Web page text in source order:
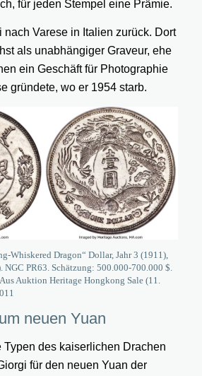
für jeden Stempel eine Prämie.
nach Varese in Italien zurück. Dort
als unabhängiger Graveur, ehe
ein Geschäft für Photographie
gründete, wo er 1954 starb.
Whiskered Dragon“ Dollar, Jahr 3 (1911),
PR63. Schätzung: 500.000-700.000 $.
Auktion Heritage Hongkong Sale (11.
neuen Yuan
Typen des kaiserlichen Drachen
für den neuen Yuan der